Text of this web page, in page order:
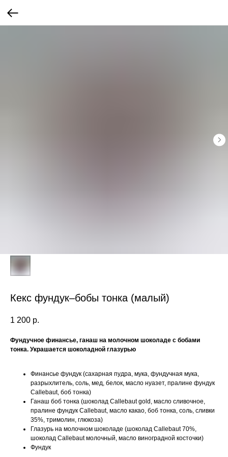
Кекс фундук–бобы тонка (малый)
1 200 р.
Фундучное финансье, ганаш на молочном шоколаде с бобами
тонка. Украшается шоколадной глазурью
Финансье фундук (сахарная пудра, мука, фундучная мука,
разрыхлитель, соль, мед, белок, масло нуазет, пралине фундук
Callebaut, боб тонка)
Ганаш боб тонка (шоколад Callebaut gold, масло сливочное,
пралине фундук Callebaut, масло какао, боб тонка, соль, сливки
35%, тримолин, глюкоза)
Глазурь на молочном шоколаде (шоколад Callebaut 70%,
шоколад Callebaut молочный, масло виноградной косточки)
Фундук